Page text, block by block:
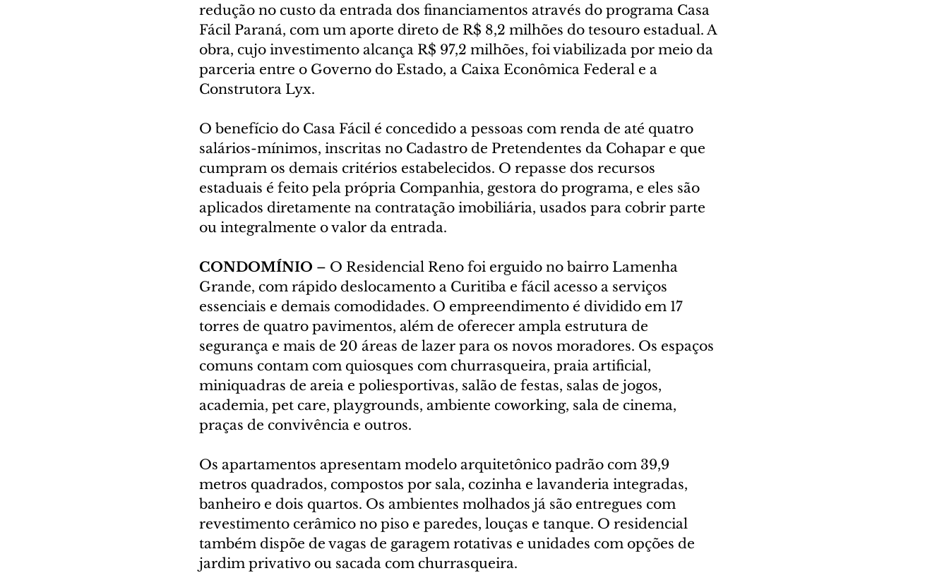
redução no custo da entrada dos financiamentos através do programa Casa
Fácil Paraná, com um aporte direto de R$ 8,2 milhões do tesouro estadual. A
obra, cujo investimento alcança R$ 97,2 milhões, foi viabilizada por meio da
parceria entre o Governo do Estado, a Caixa Econômica Federal e a
Construtora Lyx.
O benefício do Casa Fácil é concedido a pessoas com renda de até quatro
salários-mínimos, inscritas no Cadastro de Pretendentes da Cohapar e que
cumpram os demais critérios estabelecidos. O repasse dos recursos
estaduais é feito pela própria Companhia, gestora do programa, e eles são
aplicados diretamente na contratação imobiliária, usados para cobrir parte
ou integralmente o valor da entrada.
CONDOMÍNIO – O Residencial Reno foi erguido no bairro Lamenha
Grande, com rápido deslocamento a Curitiba e fácil acesso a serviços
essenciais e demais comodidades. O empreendimento é dividido em 17
torres de quatro pavimentos, além de oferecer ampla estrutura de
segurança e mais de 20 áreas de lazer para os novos moradores. Os espaços
comuns contam com quiosques com churrasqueira, praia artificial,
miniquadras de areia e poliesportivas, salão de festas, salas de jogos,
academia, pet care, playgrounds, ambiente coworking, sala de cinema,
praças de convivência e outros.
Os apartamentos apresentam modelo arquitetônico padrão com 39,9
metros quadrados, compostos por sala, cozinha e lavanderia integradas,
banheiro e dois quartos. Os ambientes molhados já são entregues com
revestimento cerâmico no piso e paredes, louças e tanque. O residencial
também dispõe de vagas de garagem rotativas e unidades com opções de
jardim privativo ou sacada com churrasqueira.